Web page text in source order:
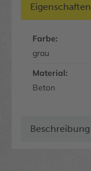
Eigenschaften
Farbe:
grau
Material:
Beton
Beschreibung